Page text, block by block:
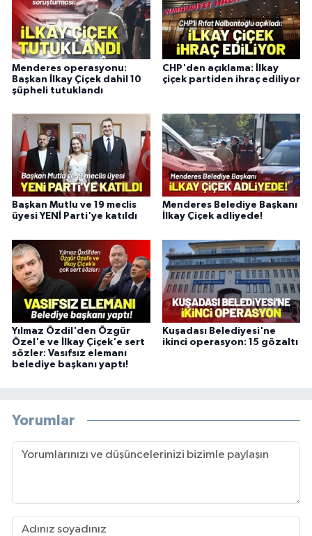
Menderes operasyonu:
Başkan İlkay Çiçek dahil 10
şüpheli tutuklandı
CHP'den açıklama: İlkay
çiçek partiden ihraç ediliyor
Başkan Mutlu ve 19 meclis
üyesi YENİ Parti'ye katıldı
Menderes Belediye Başkanı
İlkay Çiçek adliyede!
Yılmaz Özdil'den Özgür
Özel'e ve İlkay Çiçek'e sert
sözler: Vasıfsız elemanı
belediye başkanı yaptı!
Kuşadası Belediyesi'ne
ikinci operasyon: 15 gözaltı
Yorumlar